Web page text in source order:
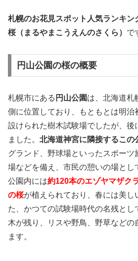
札幌のお花見スポット人気ランキン
桜（まるやまこうえんのさくら） で
円山公園の桜の概要
札幌市にある 円山公園は、北海道札
側に位置しており、もともとは明治
設けられた樹木試験場でしたが、後
ました。 北海道神宮に隣接するこの
グランド、野球場といったスポーツ
場などを備え、市民の憩いの場とし
公園内には約120本のエゾヤマザク
の桜が植えられており、春には美し
た、かつての試験場時代の名残とし
木が残り、リスや野鳥、野草などの
ます。